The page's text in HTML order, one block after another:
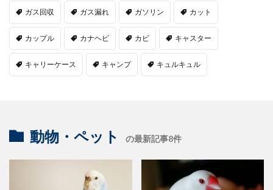
ガス回収 ガス漏れ ガソリン カット
カップル カナヘビ カビ キャスター
キャリーケース キャンプ キュルキュル
動物・ペット の最新記事8件